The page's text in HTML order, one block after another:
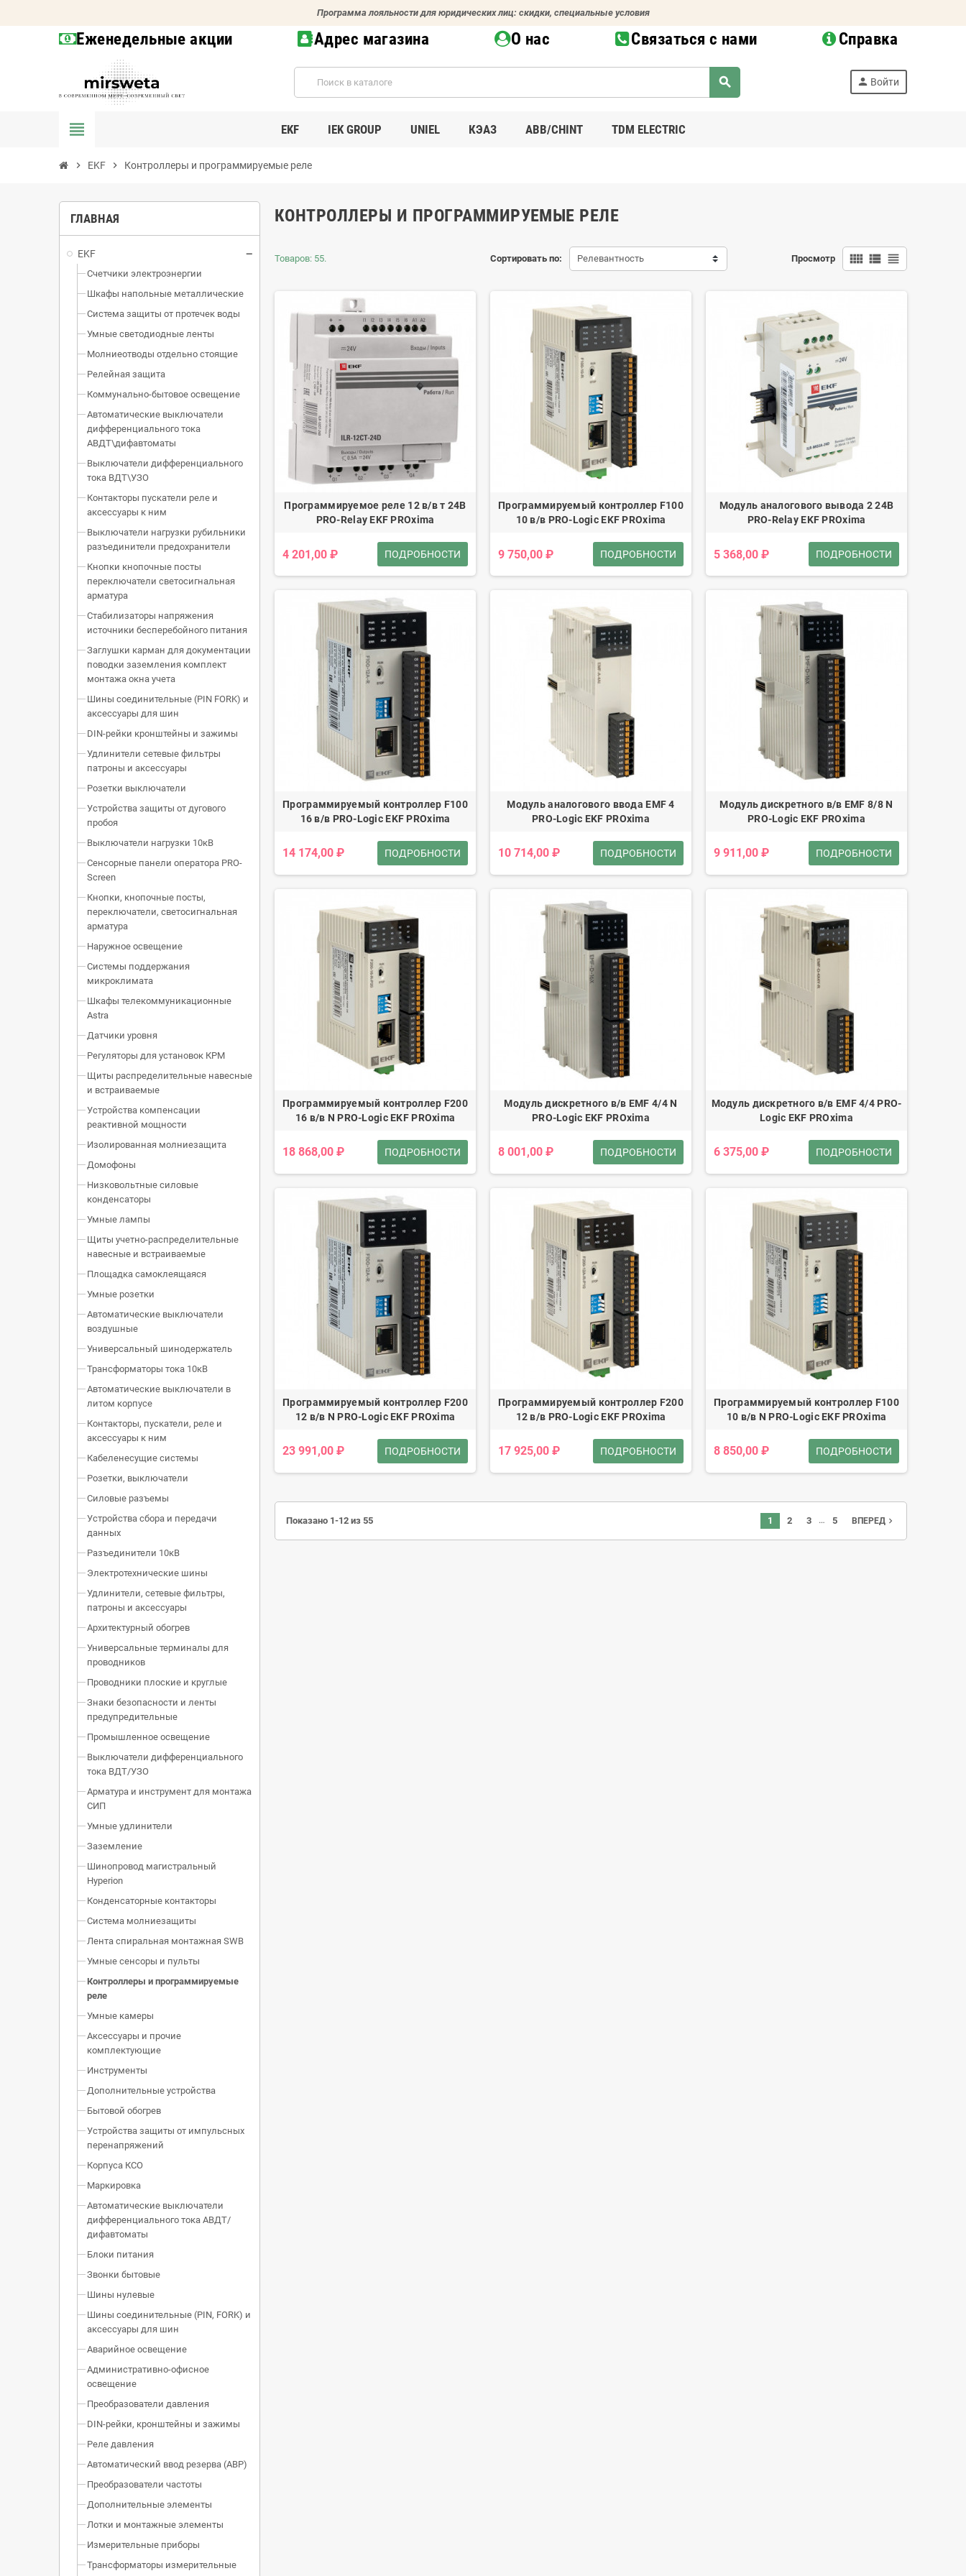
Программа лояльности для юридических лиц: скидки, специальные условия
Еженедельные акции Адрес магазина О нас Связаться с нами Справка
search person Войти
view_headline EKF IEK GROUP UNIEL КЭАЗ ABB/CHINT TDM ELECTRIC
chevron_right EKF chevron_right Контроллеры и программируемые реле
ГЛАВНАЯ
EKF
Счетчики электроэнергии
Шкафы напольные металлические
Система защиты от протечек воды
Умные светодиодные ленты
Молниеотводы отдельно стоящие
Релейная защита
Коммунально-бытовое освещение
Автоматические выключатели
дифференциального тока
АВДТ\дифавтоматы
Выключатели дифференциального
тока ВДТ\УЗО
Контакторы пускатели реле и
аксессуары к ним
Выключатели нагрузки рубильники
разъединители предохранители
Кнопки кнопочные посты
переключатели светосигнальная
арматура
Стабилизаторы напряжения
источники бесперебойного питания
Заглушки карман для документации
поводки заземления комплект
монтажа окна учета
Шины соединительные (PIN FORK) и
аксессуары для шин
DIN-рейки кронштейны и зажимы
Удлинители сетевые фильтры
патроны и аксессуары
Розетки выключатели
Устройства защиты от дугового
пробоя
Выключатели нагрузки 10кВ
Сенсорные панели оператора PRO-
Screen
Кнопки, кнопочные посты,
переключатели, светосигнальная
арматура
Наружное освещение
Системы поддержания
микроклимата
Шкафы телекоммуникационные
Astra
Датчики уровня
Регуляторы для установок КРМ
Щиты распределительные навесные
и встраиваемые
Устройства компенсации
реактивной мощности
Изолированная молниезащита
Домофоны
Низковольтные силовые
конденсаторы
Умные лампы
Щиты учетно-распределительные
навесные и встраиваемые
Площадка самоклеящаяся
Умные розетки
Автоматические выключатели
воздушные
Универсальный шинодержатель
Трансформаторы тока 10кВ
Автоматические выключатели в
литом корпусе
Контакторы, пускатели, реле и
аксессуары к ним
Кабеленесущие системы
Розетки, выключатели
Силовые разъемы
Устройства сбора и передачи
данных
Разъединители 10кВ
Электротехнические шины
Удлинители, сетевые фильтры,
патроны и аксессуары
Архитектурный обогрев
Универсальные терминалы для
проводников
Проводники плоские и круглые
Знаки безопасности и ленты
предупредительные
Промышленное освещение
Выключатели дифференциального
тока ВДТ/УЗО
Арматура и инструмент для монтажа
СИП
Умные удлинители
Заземление
Шинопровод магистральный
Hyperion
Конденсаторные контакторы
Система молниезащиты
Лента спиральная монтажная SWB
Умные сенсоры и пульты
Контроллеры и программируемые
реле
Умные камеры
Аксессуары и прочие
комплектующие
Инструменты
Дополнительные устройства
Бытовой обогрев
Устройства защиты от импульсных
перенапряжений
Корпуса КСО
Маркировка
Автоматические выключатели
дифференциального тока АВДТ/
дифавтоматы
Блоки питания
Звонки бытовые
Шины нулевые
Шины соединительные (PIN, FORK) и
аксессуары для шин
Аварийное освещение
Административно-офисное
освещение
Преобразователи давления
DIN-рейки, кронштейны и зажимы
Реле давления
Автоматический ввод резерва (АВР)
Преобразователи частоты
Дополнительные элементы
Лотки и монтажные элементы
Измерительные приборы
Трансформаторы измерительные
КОНТРОЛЛЕРЫ И ПРОГРАММИРУЕМЫЕ РЕЛЕ
Сортировать по: Релевантность Просмотр view_comfy view_list view_headline
Товаров: 55.
Программируемое реле 12 в/в т 24В
PRO-Relay EKF PROxima
4 201,00 ₽ ПОДРОБНОСТИ
Программируемый контроллер F100
10 в/в PRO-Logic EKF PROxima
9 750,00 ₽ ПОДРОБНОСТИ
Модуль аналогового вывода 2 24В
PRO-Relay EKF PROxima
5 368,00 ₽ ПОДРОБНОСТИ
Программируемый контроллер F100
16 в/в PRO-Logic EKF PROxima
14 174,00 ₽ ПОДРОБНОСТИ
Модуль аналогового ввода EMF 4
PRO-Logic EKF PROxima
10 714,00 ₽ ПОДРОБНОСТИ
Модуль дискретного в/в EMF 8/8 N
PRO-Logic EKF PROxima
9 911,00 ₽ ПОДРОБНОСТИ
Программируемый контроллер F200
16 в/в N PRO-Logic EKF PROxima
18 868,00 ₽ ПОДРОБНОСТИ
Модуль дискретного в/в EMF 4/4 N
PRO-Logic EKF PROxima
8 001,00 ₽ ПОДРОБНОСТИ
Модуль дискретного в/в EMF 4/4 PRO-
Logic EKF PROxima
6 375,00 ₽ ПОДРОБНОСТИ
Программируемый контроллер F200
12 в/в N PRO-Logic EKF PROxima
23 991,00 ₽ ПОДРОБНОСТИ
Программируемый контроллер F200
12 в/в PRO-Logic EKF PROxima
17 925,00 ₽ ПОДРОБНОСТИ
Программируемый контроллер F100
10 в/в N PRO-Logic EKF PROxima
8 850,00 ₽ ПОДРОБНОСТИ
Показано 1-12 из 55 1 2 3 … 5 ВПЕРЕДnavigate_next